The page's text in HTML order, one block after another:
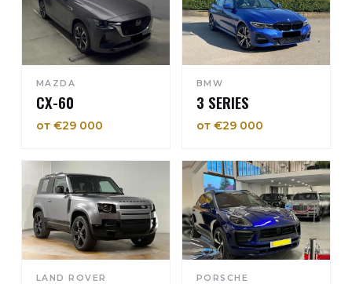
MAZDA
CX-60
от €29 000
BMW
3 SERIES
от €29 000
LAND ROVER PORSCHE